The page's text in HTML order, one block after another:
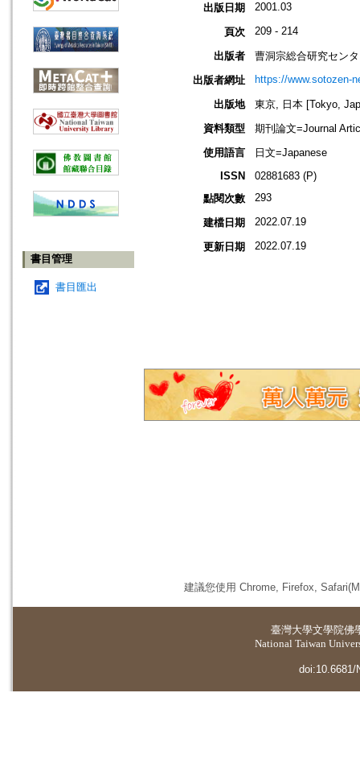
書目管理
書目匯出
出版日期 2001.03
頁次 209 - 214
出版者
曹洞宗総合研究セン
出版者網址
https://www.sotozen-
出版地
東京, 日本 [Tokyo,
資料類型
期刊論文=Journal
使用語言
日文=Japanese
ISSN
02881683 (P)
點閱次數
293
建檔日期 2022.07.19
更新日期 2022.07.19
建議您使用 Chrome, Firefox,
臺灣大學文學院佛
National Taiwan
doi:10.6681/